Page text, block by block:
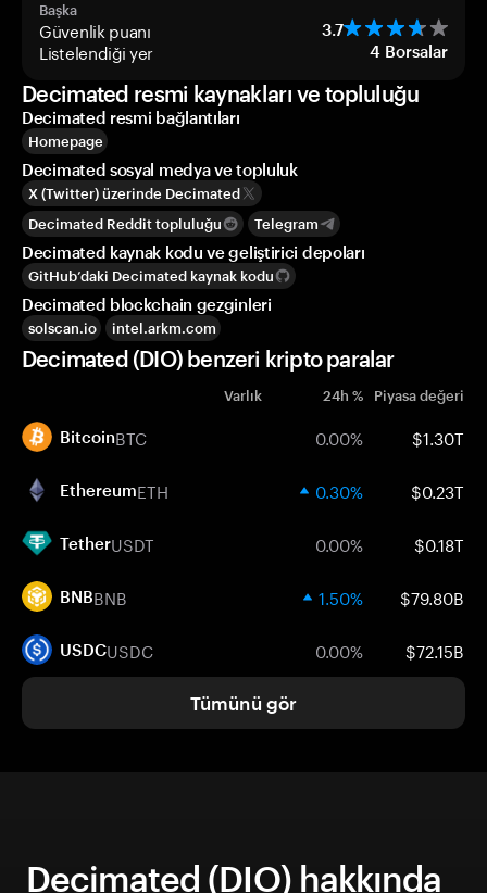
Başka
Güvenlik puanı 3.7
Listelendiği yer 4 Borsalar
Decimated resmi kaynakları ve topluluğu
Decimated resmi bağlantıları
Homepage
Decimated sosyal medya ve topluluk
X (Twitter) üzerinde Decimated
Decimated Reddit topluluğu
Telegram
Decimated kaynak kodu ve geliştirici depoları
GitHub’daki Decimated kaynak kodu
Decimated blockchain gezginleri
solscan.io intel.arkm.com
Decimated (DIO) benzeri kripto paralar
Varlık 24h % Piyasa değeri
BitcoinBTC 0.00% $1.30T
EthereumETH 0.30% $0.23T
TetherUSDT 0.00% $0.18T
BNBBNB 1.50% $79.80B
USDCUSDC 0.00% $72.15B
Tümünü gör
Decimated (DIO) hakkında